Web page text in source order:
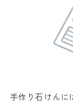
手作り石けんに